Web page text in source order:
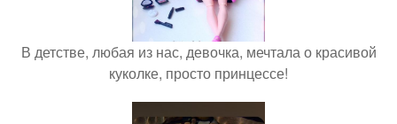
В детстве, любая из нас, девочка, мечтала о красивой
куколке, просто принцессе!